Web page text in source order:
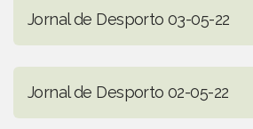
Jornal de Desporto 03-05-22
Jornal de Desporto 02-05-22